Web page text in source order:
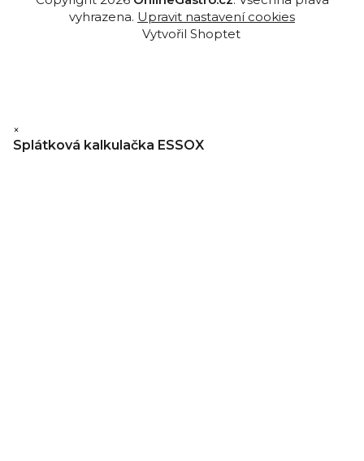
Vytvořil Shoptet
vyhrazena. Upravit nastavení cookies
×
Splátková kalkulačka ESSOX